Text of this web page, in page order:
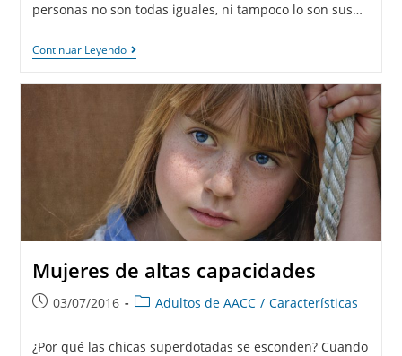
personas no son todas iguales, ni tampoco lo son sus…
Continuar Leyendo
Mujeres de altas capacidades
03/07/2016 Adultos de AACC / Características
¿Por qué las chicas superdotadas se esconden? Cuando